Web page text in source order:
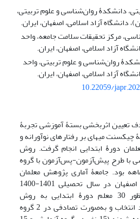
دانشکدۀ روان‌شناسی و علوم تربیتی،
دانشگاه آزاد اسلامی، اصفهان، ایران.
مرکز تحقیقات سلامت جامعه، واحد
آزاد اسلامی، اصفهان، ایران.
روان‌شناسی و علوم تربیتی، واحد
آزاد اسلامی، اصفهان، ایران.
10.22059/
تعیین اثربخشی بستۀ آموزشی تجربۀ
چیکسنت میهای بر رفتارهای نوآورانه و
دورۀ ابتدایی انجام گرفت. روش
با طرح پیش‌آزمون-پس‌آزمون با گروه
بود. جامعۀ آماری پژوهش معلمان
دورۀ ابتدایی شهر اصفهان در سال تحصیلی 1401-1400
بودند. به این منظور 30 معلم دورۀ ابتدایی به روش
نمونه‌گیری هدفمند انتخاب و به‌صورت تصادفی در 2 گروه